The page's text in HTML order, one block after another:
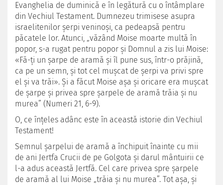
Evanghelia de duminică e în legătură cu o întâmplare
din Vechiul Testament. Dumnezeu trimisese asupra
israelitenilor şerpi veninoşi, ca pedeapsă pentru
păcatele lor. Atunci, „văzând Moise moarte multă în
popor, s-a rugat pentru popor şi Domnul a zis lui Moise:
«Fă-ţi un şarpe de aramă şi îl pune sus, într-o prăjină,
ca pe un semn, şi tot cel muşcat de şerpi va privi spre
el şi va trăi». Şi a făcut Moise aşa şi oricare era muşcat
de şarpe şi privea spre şarpele de aramă trăia şi nu
murea” (Numeri 21, 6-9).
O, ce înţeles adânc este în această istorie din Vechiul
Testament!
Semnul şarpelui de aramă a închipuit înainte cu mii
de ani Jertfa Crucii de pe Golgota şi darul mântuirii ce
l-a adus această Jertfă. Cel care privea spre şarpele
de aramă al lui Moise „trăia şi nu murea”. Tot aşa, şi